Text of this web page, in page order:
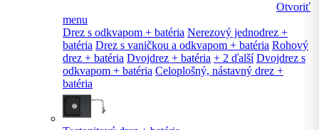
Otvoriť
menu
Drez s odkvapom + batéria Nerezový jednodrez +
batéria Drez s vaničkou a odkvapom + batéria Rohový
drez + batéria Dvojdrez + batéria + 2 ďalší Dvojdrez s
odkvapom + batéria Celoplošný, nástavný drez +
batéria